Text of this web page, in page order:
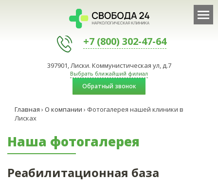
+7 (800) 302-47-64
397901, Лиски. Коммунистическая ул, д.7
Выбрать ближайший филиал
Обратный звонок
Главная › О компании › Фотогалерея нашей клиники в
Лисках
Наша фотогалерея
Реабилитационная база